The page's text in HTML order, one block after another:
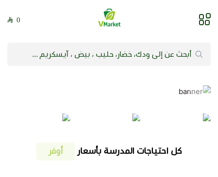
فيلج ماركت | VMarket
0
كل احتياجات المدرسة بأسعار أوفر